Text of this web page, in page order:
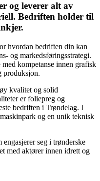
og leverer alt av
Bedriften holder til
hvordan bedriften din kan
og markedsføringsstrategi.
kompetanse innen grafisk
produksjon.
kvalitet og solid
er foliepreg og
bedriften i Trøndelag. I
og en unik teknisk
seg i trønderske
med aktører innen idrett og